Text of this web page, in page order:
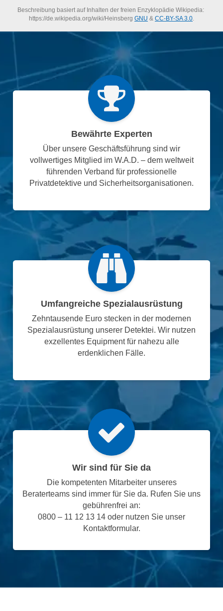
Beschreibung basiert auf Inhalten der freien Enzyklopädie Wikipedia:
https://de.wikipedia.org/wiki/Heinsberg GNU & CC-BY-SA 3.0.
Bewährte Experten
Über unsere Geschäftsführung sind wir
vollwertiges Mitglied im W.A.D. – dem weltweit
führenden Verband für professionelle
Privatdetektive und Sicherheitsorganisationen.
Umfangreiche Spezialausrüstung
Zehntausende Euro stecken in der modernen
Spezialausrüstung unserer Detektei. Wir nutzen
exzellentes Equipment für nahezu alle
erdenklichen Fälle.
Wir sind für Sie da
Die kompetenten Mitarbeiter unseres
Beraterteams sind immer für Sie da. Rufen Sie uns
gebührenfrei an:
0800 – 11 12 13 14 oder nutzen Sie unser
Kontaktformular.